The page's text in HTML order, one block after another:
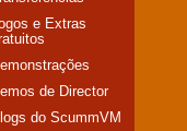
e Extras
de Director
do ScummVM